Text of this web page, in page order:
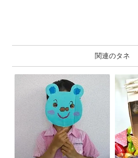
関連のタネ